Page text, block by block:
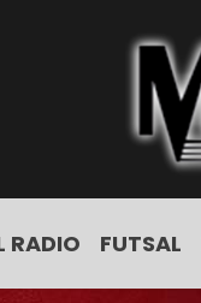
RADIO FUTSAL